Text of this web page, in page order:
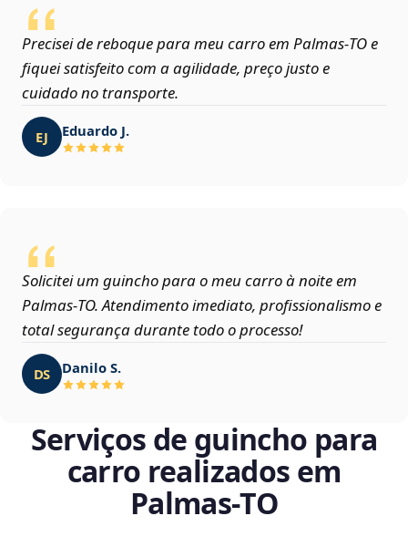
Precisei de reboque para meu carro em Palmas‑TO e
fiquei satisfeito com a agilidade, preço justo e
cuidado no transporte.
EJ Eduardo J.
Solicitei um guincho para o meu carro à noite em
Palmas‑TO. Atendimento imediato, profissionalismo e
total segurança durante todo o processo!
DS Danilo S.
Serviços de guincho para
carro realizados em
Palmas‑TO